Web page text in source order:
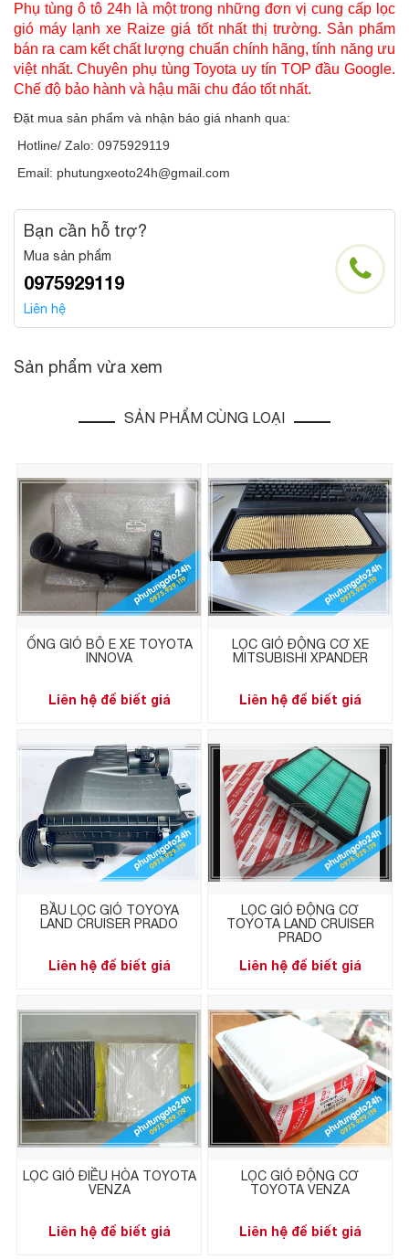
Phụ tùng ô tô 24h là một trong những đơn vị cung cấp lọc
gió máy lạnh xe Raize giá tốt nhất thị trường. Sản phẩm
bán ra cam kết chất lượng chuẩn chính hãng, tính năng ưu
việt nhất. Chuyên phụ tùng Toyota uy tín TOP đầu Google.
Chế độ bảo hành và hậu mãi chu đáo tốt nhất.
Đặt mua sản phẩm và nhận báo giá nhanh qua:
Hotline/ Zalo: 0975929119
Email: phutungxeoto24h@gmail.com
Bạn cần hỗ trợ?
Mua sản phẩm
0975929119
Liên hệ
Sản phẩm vừa xem
SẢN PHẨM CÙNG LOẠI
ỐNG GIÓ BÔ E XE TOYOTA
INNOVA
Liên hệ để biết giá
LỌC GIÓ ĐỘNG CƠ XE
MITSUBISHI XPANDER
Liên hệ để biết giá
BẦU LỌC GIÓ TOYOYA
LAND CRUISER PRADO
Liên hệ để biết giá
LỌC GIÓ ĐỘNG CƠ
TOYOTA LAND CRUISER
PRADO
Liên hệ để biết giá
LỌC GIÓ ĐIỀU HÒA TOYOTA
VENZA
Liên hệ để biết giá
LỌC GIÓ ĐỘNG CƠ
TOYOTA VENZA
Liên hệ để biết giá